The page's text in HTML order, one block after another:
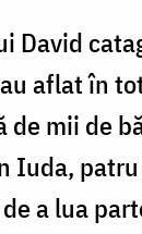
David
aflat în
de mii de
Iuda,
a lua